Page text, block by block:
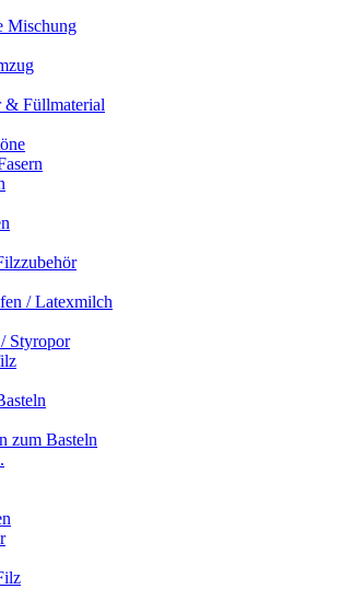
Mischung
Füllmaterial
/ Latexmilch
Styropor
zum Basteln